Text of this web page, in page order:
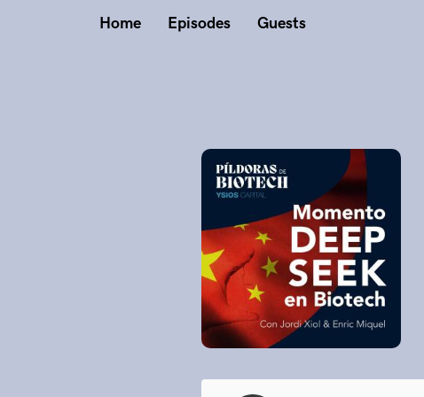
Home Episodes Guests